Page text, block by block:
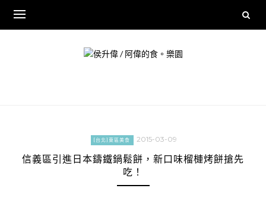
content
[台北]東區美食 2015-03-09
信義區引進日本鑄鐵鍋鬆餅，新口味榴槤烤餅搶先
吃！